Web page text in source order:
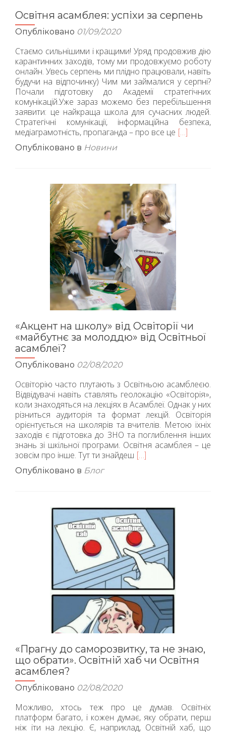
Освітня асамблея: успіхи за серпень
Опубліковано 01/09/2020
Стаємо сильнішими і кращими! Уряд продовжив дію
карантинних заходів, тому ми продовжуємо роботу
онлайн. Увесь серпень ми плідно працювали, навіть
будучи на відпочинку) Чим ми займалися у серпні?
Почали підготовку до Академії стратегічних
комунікацій.Уже зараз можемо без перебільшення
заявити: це найкраща школа для сучасних людей.
Стратегічні комунікації, інформаційна безпека,
медіаграмотність, пропаганда – про все це Читати
[…]
Опубліковано в Новини
«Акцент на школу» від Освіторії чи
«майбутнє за молоддю» від Освітньої
асамблеї?
Опубліковано 02/08/2020
Освіторію часто плутають з Освітньою асамблеєю.
Відвідувачі навіть ставлять геолокацію «Освіторія»,
коли знаходяться на лекціях в Асамблеї. Однак у них
різниться аудиторія та формат лекцій. Освіторія
орієнтується на школярів та вчителів. Метою їхніх
заходів є підготовка до ЗНО та поглиблення інших
знань зі шкільної програми. Освітня асамблея – це
зовсім про інше. Тут ти знайдеш Читати
від
Освіторії
чи
«майбутнє
за
молоддю»
від
Освітньої
асамблеї?
[…]
Опубліковано в Блог
«Прагну до саморозвитку, та не знаю,
що обрати». Освітній хаб чи Освітня
асамблея?
Опубліковано 02/08/2020
Можливо, хтось теж про це думав. Освітніх
платформ багато, і кожен думає, яку обрати, перш
ніж іти на лекцію. Є, наприклад, Освітній хаб, що